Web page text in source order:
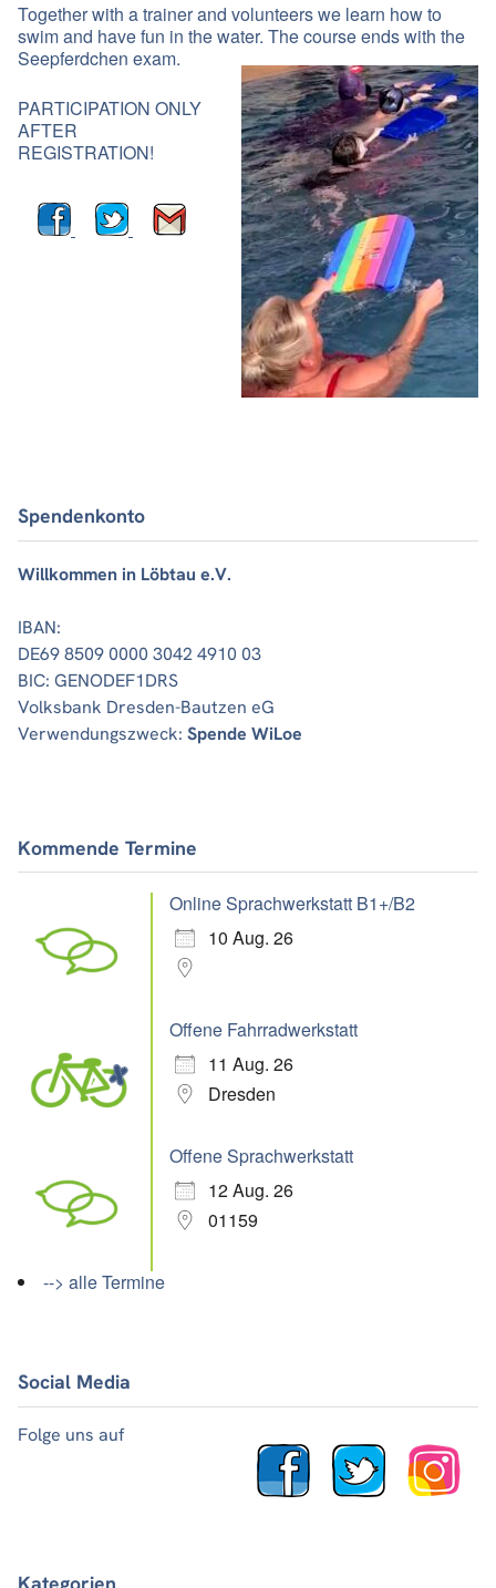
Together with a trainer and volunteers we learn how to
swim and have fun in the water. The course ends with the
Seepferdchen exam.
PARTICIPATION ONLY
AFTER
REGISTRATION!
Spendenkonto
Willkommen in Löbtau e.V.
IBAN:
DE69 8509 0000 3042 4910 03
BIC: GENODEF1DRS
Volksbank Dresden-Bautzen eG
Verwendungszweck: Spende WiLoe
Kommende Termine
Online Sprachwerkstatt B1+/B2
10 Aug. 26
Offene Fahrradwerkstatt
11 Aug. 26
Dresden
Offene Sprachwerkstatt
12 Aug. 26
01159
--> alle Termine
Social Media
Folge uns auf